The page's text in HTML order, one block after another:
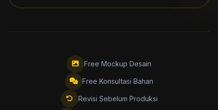
Free Mockup Desain
Free Konsultasi Bahan
Revisi Sebelum Produksi